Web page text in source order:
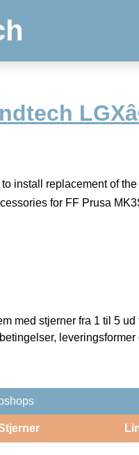
install replacement of
for FF Prusa
med stjerner fra 1 til 5 ud
leveringsformer